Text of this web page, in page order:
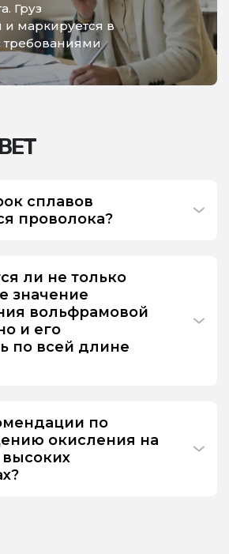
Груз
и маркируется в
требованиями
сплавов
проволока?
ли не только
значение
вольфрамовой
и его
по всей длине
по
окисления на
высоких